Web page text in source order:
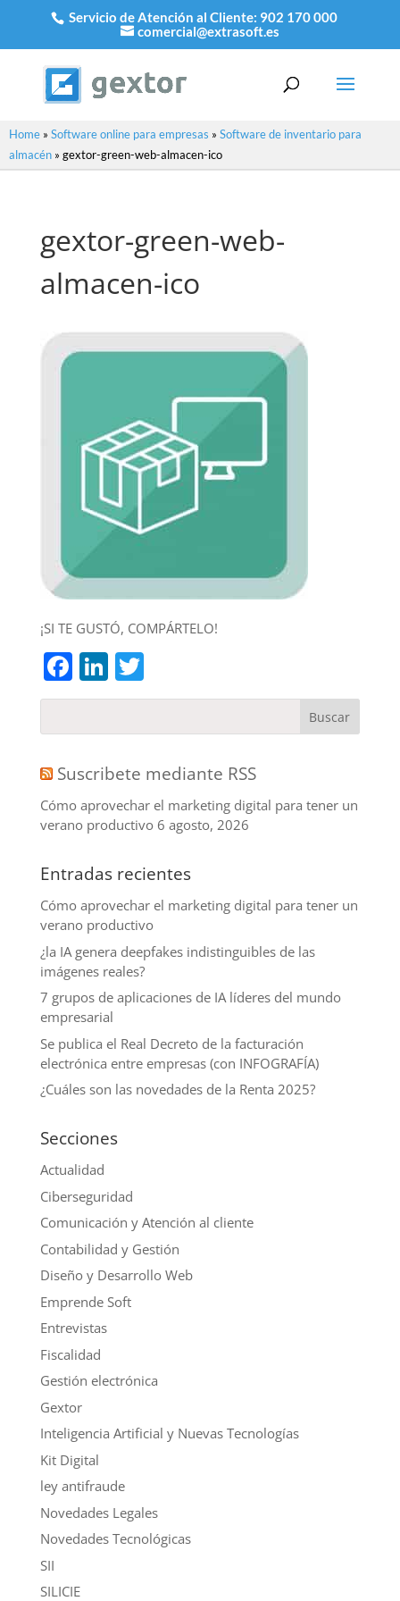
Servicio de Atención al Cliente: 902 170 000
comercial@extrasoft.es
Home » Software online para empresas » Software de inventario para
almacén » gextor-green-web-almacen-ico
gextor-green-web-
almacen-ico
¡SI TE GUSTÓ, COMPÁRTELO!
Facebook
LinkedIn
Twitter
Suscribete mediante RSS
Cómo aprovechar el marketing digital para tener un
verano productivo 6 agosto, 2026
Entradas recientes
Cómo aprovechar el marketing digital para tener un
verano productivo
¿la IA genera deepfakes indistinguibles de las
imágenes reales?
7 grupos de aplicaciones de IA líderes del mundo
empresarial
Se publica el Real Decreto de la facturación
electrónica entre empresas (con INFOGRAFÍA)
¿Cuáles son las novedades de la Renta 2025?
Secciones
Actualidad
Ciberseguridad
Comunicación y Atención al cliente
Contabilidad y Gestión
Diseño y Desarrollo Web
Emprende Soft
Entrevistas
Fiscalidad
Gestión electrónica
Gextor
Inteligencia Artificial y Nuevas Tecnologías
Kit Digital
ley antifraude
Novedades Legales
Novedades Tecnológicas
SII
SILICIE